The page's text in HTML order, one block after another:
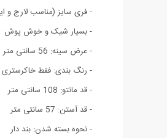
- فری سایز (مناسب لارج و
- بسیار شیک و خوش پوش
- عرض سینه: 56 سانتی متر
- رنگ بندی: فقط خاکرستری
- قد مانتو: 108 سانتی متر
- قد آستن: 57 سانتی متر
- نحوه بسته شدن: بند دار